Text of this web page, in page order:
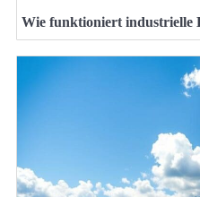
Wie funktioniert industrielle